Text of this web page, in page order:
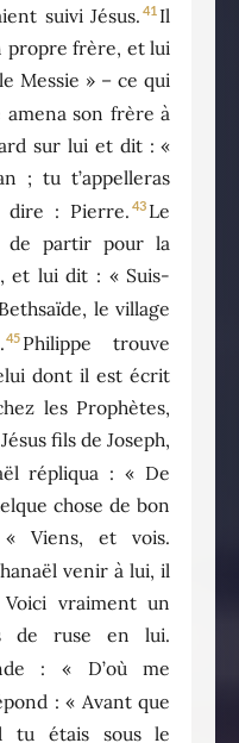
suivi Jésus. 41 Il
propre frère, et lui
Messie » – ce qui
amena son frère à
sur lui et dit : «
; tu t’appelleras
dire : Pierre. 43 Le
de partir pour la
et lui dit : « Suis-
le village
45 Philippe trouve
dont il est écrit
les Prophètes,
fils de Joseph,
répliqua : « De
chose de bon
Viens, et vois.
venir à lui, il
vraiment un
de ruse en lui.
: « D’où me
: « Avant que
tu étais sous le